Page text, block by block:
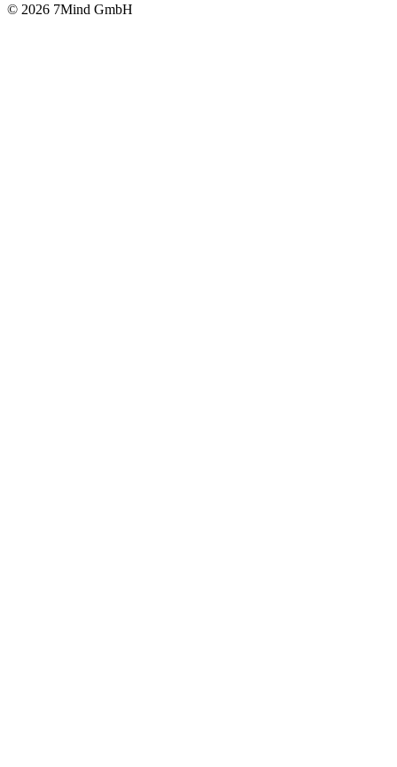
© 2026 7Mind GmbH